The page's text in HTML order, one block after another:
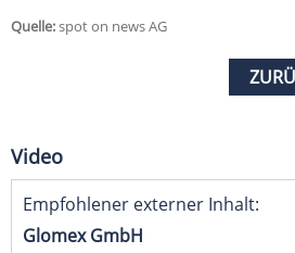
Quelle:spot on news AG
Video
Empfohlener externer Inhalt:
Glomex GmbH